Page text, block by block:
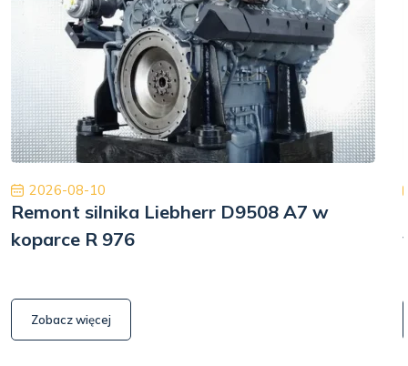
2026-08-10
Remont silnika Liebherr D9508 A7 w
koparce R 976
Zobacz więcej